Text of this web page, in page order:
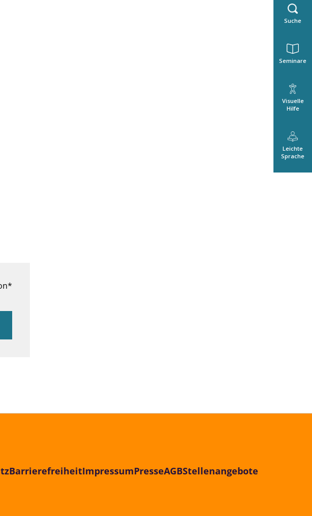
Suche
Seminare
Visuelle
Hilfe
Leichte
Sprache
BarrierefreiheitImpressumPresseAGBStellenangebote